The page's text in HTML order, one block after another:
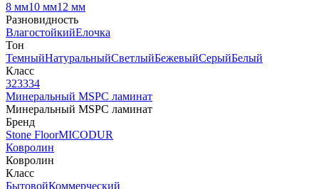
8 мм10 мм12 мм
Разновидность
ВлагостойкийЕлочка
Тон
ТемныйНатуральныйСветлыйБежевыйСерыйБелый
Класс
323334
Минеральный MSPC ламинат
Минеральный MSPC ламинат
Бренд
Stone FloorMICODUR
Ковролин
Ковролин
Класс
БытовойКоммерческий